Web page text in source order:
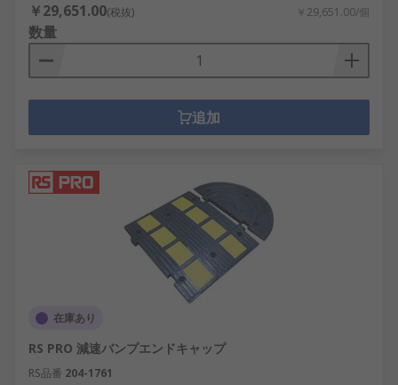
￥29,651.00(税抜) ￥29,651.00/個
数量
追加
在庫あり
RS PRO 減速バンプエンドキャップ
RS品番 204-1761